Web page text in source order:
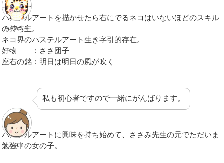
ささみ先生
パステルアートを描かせたら右にでるネコはいないほどのスキル
の持ち主。
ネコ界のパステルアート生き字引的存在。
好物 ：ささ団子
座右の銘：明日は明日の風が吹く
パス子
私も初心者ですので一緒にがんばります。
パステルアートに興味を持ち始めて、ささみ先生の元でただいま
勉強中の女の子。